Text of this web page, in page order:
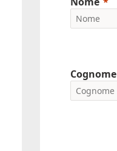
Cognome